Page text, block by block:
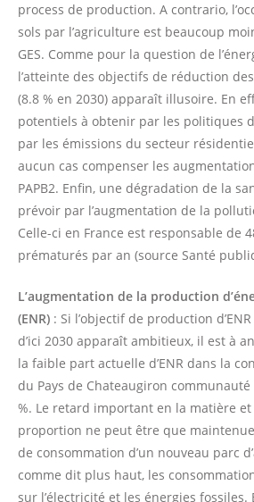
process de production. A contrario,
sols par l’agriculture est beaucoup
GES. Comme pour la question de
l’atteinte des objectifs de réduction
(8.8 % en 2030) apparaît illusoire. En
potentiels à obtenir par les politiques
par les émissions du secteur
aucun cas compenser les
PAPB2. Enfin, une dégradation de la
prévoir par l’augmentation de la
Celle-ci en France est responsable de
prématurés par an (source Santé
L’augmentation de la production
(ENR) : Si l’objectif de production
d’ici 2030 apparaît ambitieux, il est à
la faible part actuelle d’ENR dans la
du Pays de Chateaugiron communauté
%. Le retard important en la matière
proportion ne peut être que
de consommation d’un nouveau parc
comme dit plus haut, les
sur l’électricité et les énergies fossiles.